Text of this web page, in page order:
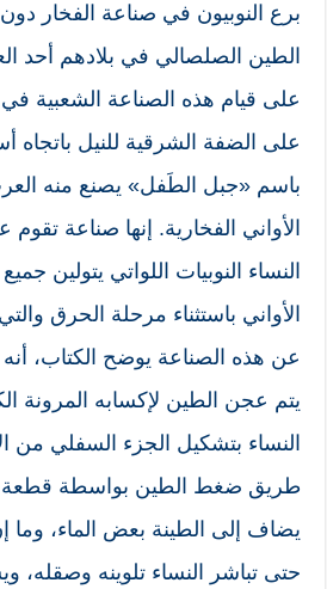
برع النوبيون في صناعة الفخار
الطين الصلصالي في بلادهم أحد
على قيام هذه الصناعة الشعبية
على الضفة الشرقية للنيل
باسم «جبل الطَفل» يصنع منه
الأواني الفخارية. إنها صناعة
النساء النوبيات اللواتي يتولين
الأواني باستثناء مرحلة الحرق
عن هذه الصناعة يوضح الكتاب،
يتم عجن الطين لإكسابه المرونة
النساء بتشكيل الجزء السفلي من
طريق ضغط الطين بواسطة
يضاف إلى الطينة بعض الماء، وما
حتى تباشر النساء تلوينه وصقله،